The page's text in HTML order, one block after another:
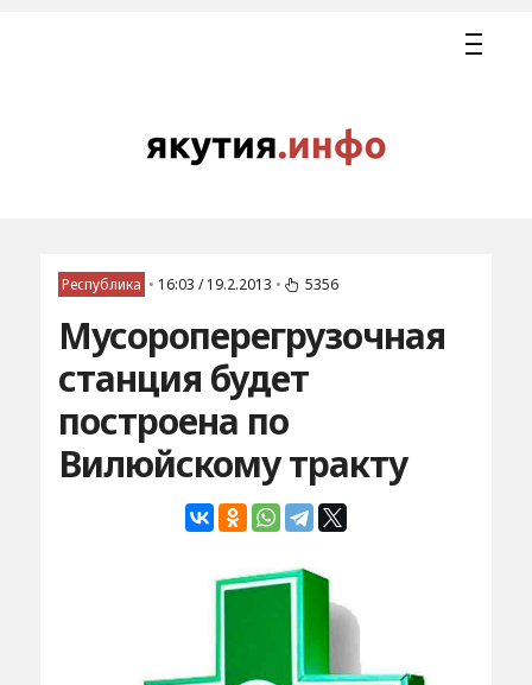
Республика • 16:03 / 19.2.2013 • 5356
Мусороперегрузочная
станция будет
построена по
Вилюйскому тракту